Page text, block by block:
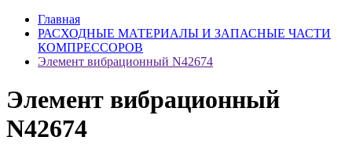
Главная
РАСХОДНЫЕ МАТЕРИАЛЫ И ЗАПАСНЫЕ ЧАСТИ
КОМПРЕССОРОВ
Элемент вибрационный N42674
Элемент вибрационный
N42674